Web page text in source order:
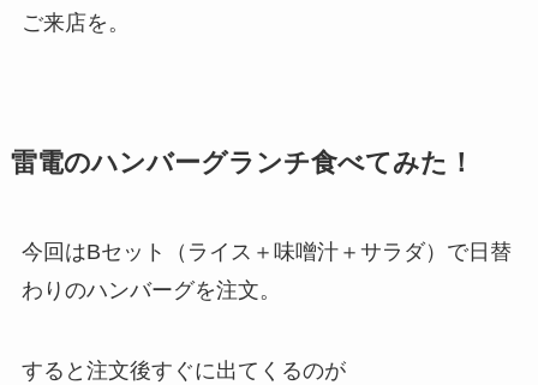
ご来店を。
雷電のハンバーグランチ食べてみた！
今回はBセット（ライス＋味噌汁＋サラダ）で日替
わりのハンバーグを注文。
すると注文後すぐに出てくるのが